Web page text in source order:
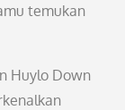
temukan
Huylo Down